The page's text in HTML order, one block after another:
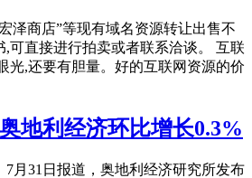
泽商店”等现有域名资源转让出售不
,可直接进行拍卖或者联系洽谈。 互联
光,还要有胆量。好的互联网资源的价
地利经济环比增长0.3%
7月31日报道，奥地利经济研究所发布